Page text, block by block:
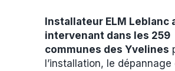
Installateur ELM Leblanc
intervenant dans les 259
communes des Yvelines
l’installation, le dépannage